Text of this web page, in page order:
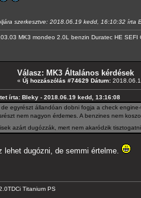
szerkesztve: 2018.06.19 kedd, 16:10:32 írta
MK3 mondeo 2.0L benzin Duratec HE
Válasz: MK3 Általános kérdések
« Új hozzászólás #74629 Dátum:
írta: Bleky - 2018.06.19 kedd, 13:16:08
de egyrészt állandóan dobni fogja a check
nem nagyon érdemes. A benzines nem
azárt dugózzák, mert nem akaródzik
lehet dugózni, de semmi értelme.
Titanium PS